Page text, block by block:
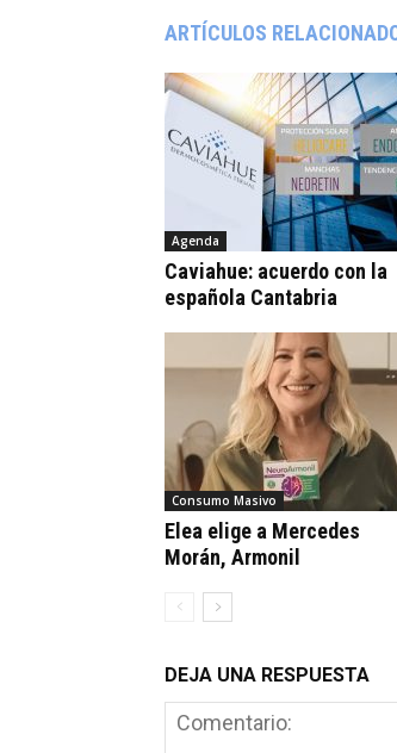
ARTÍCULOS
Agenda
Caviahue: acuerdo con la
española Cantabria
Consumo Masivo
Elea elige a Mercedes
Morán, Armonil
DEJA UNA RESPUESTA